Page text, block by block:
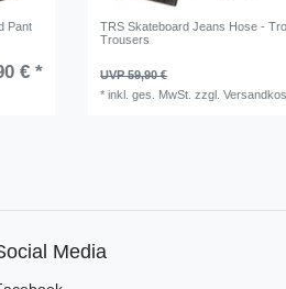
Pant
€ *
TRS Skateboard Jeans Hose -
Trousers
UVP 59,90 €
*inkl. ges. MwSt. zzgl.
Media